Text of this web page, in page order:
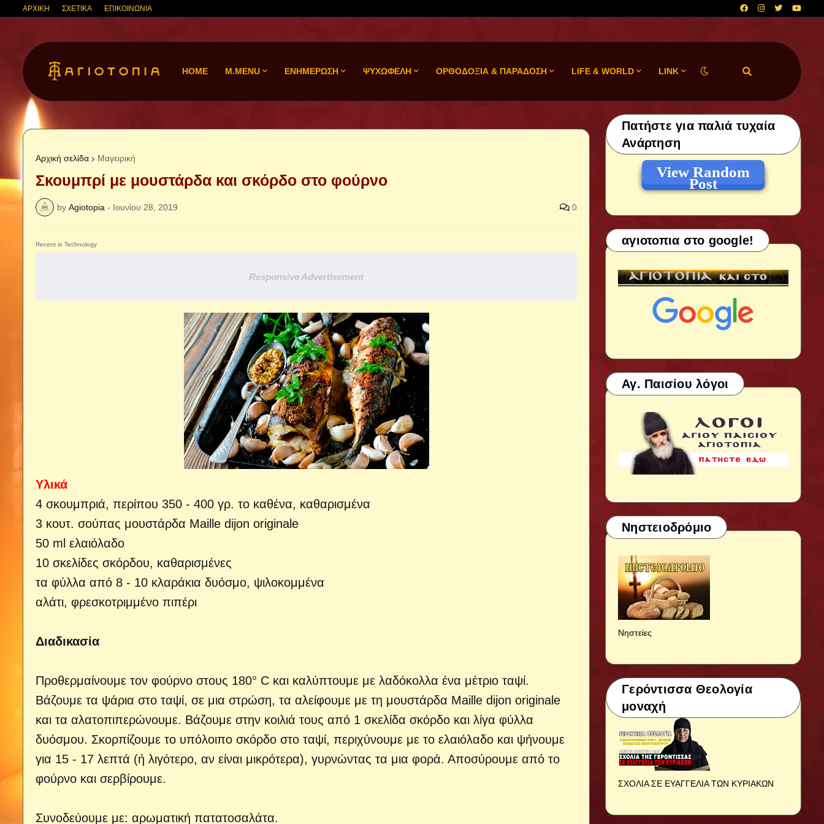
ΑΡΧΙΚΗ ΣΧΕΤΙΚΑ ΕΠΙΚΟΙΝΩΝΙΑ
HOME M.MENU ΕΝΗΜΕΡΩΣΗ ΨΥΧΩΦΕΛΗ ΟΡΘΟΔΟΞΙΑ & ΠΑΡΑΔΟΣΗ LIFE & WORLD LINK
Αρχική σελίδα Μαγειρική
Σκουμπρί με μουστάρδα και σκόρδο στο φούρνο
by Agiotopia - Ιουνίου 28, 2019 0
Recent in Technology
Responsive Advertisement
Υλικά
4 σκουμπριά, περίπου 350 - 400 γρ. το καθένα, καθαρισμένα
3 κουτ. σούπας μουστάρδα Maille dijon originale
50 ml ελαιόλαδο
10 σκελίδες σκόρδου, καθαρισμένες
τα φύλλα από 8 - 10 κλαράκια δυόσμο, ψιλοκομμένα
αλάτι, φρεσκοτριμμένο πιπέρι
Διαδικασία
Προθερμαίνουμε τον φούρνο στους 180° C και καλύπτουμε με λαδόκολλα ένα μέτριο ταψί.
Βάζουμε τα ψάρια στο ταψί, σε μια στρώση, τα αλείφουμε με τη μουστάρδα Maille dijon originale
και τα αλατοπιπερώνουμε. Βάζουμε στην κοιλιά τους από 1 σκελίδα σκόρδο και λίγα φύλλα
δυόσμου. Σκορπίζουμε το υπόλοιπο σκόρδο στο ταψί, περιχύνουμε με το ελαιόλαδο και ψήνουμε
για 15 - 17 λεπτά (ή λιγότερο, αν είναι μικρότερα), γυρνώντας τα μια φορά. Αποσύρουμε από το
φούρνο και σερβίρουμε.
Συνοδεύουμε με: αρωματική πατατοσαλάτα.
Πατήστε για παλιά τυχαία
Ανάρτηση
View Random
Post
αγιοτοπια στο google!
Αγ. Παισίου λόγοι
Νηστειοδρόμιο
Νηστείες
Γερόντισσα Θεολογία
μοναχή
ΣΧΟΛΙΑ ΣΕ ΕΥΑΓΓΕΛΙΑ ΤΩΝ ΚΥΡΙΑΚΩΝ